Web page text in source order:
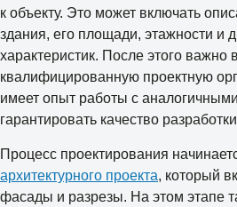
к объекту. Это может включать
здания, его площади, этажности и
характеристик. После этого важно
квалифицированную проектную
имеет опыт работы с
гарантировать качество
Процесс проектирования
архитектурного проекта, который
фасады и разрезы. На этом этапе